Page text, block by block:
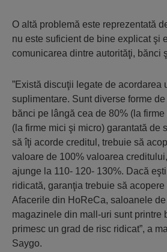
O altă problemă este reprezentată
nu este suficient de bine explicat şi
comunicarea dintre autorităţi, bănci
”Există discuţii legate de acordarea
suplimentare. Sunt diverse forme
bănci pe lângă cea de 80% (la
(la firme mici şi micro) garantată de
să îţi acorde creditul, trebuie să
valoare de 100% valoarea
ajunge la 110- 120- 130%. Dacă
ridicată, garanţia trebuie să
Afacerile din HoReCa, saloanele
magazinele din mall-uri sunt printre
primesc un grad de risc ridicat”, a
Saygo.